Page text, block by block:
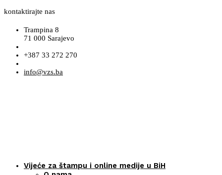
kontaktirajte nas
Trampina 8
71 000 Sarajevo
+387 33 272 270
info@vzs.ba
Vijeće za štampu i online medije u BiH